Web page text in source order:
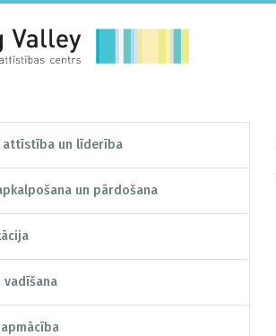
attīstība un līderība
un pārdošana
vadīšana